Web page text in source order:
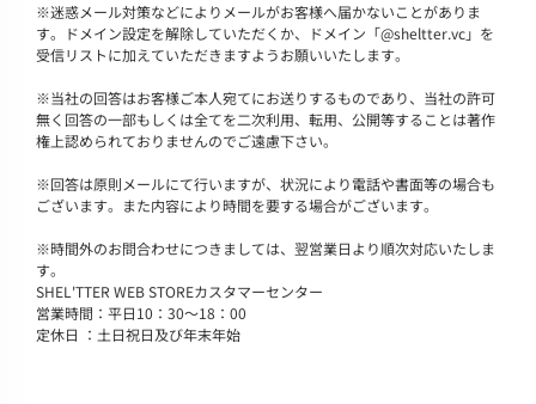
※迷惑メール対策などによりメールがお客様へ届かないことがありま
す。ドメイン設定を解除していただくか、ドメイン「@sheltter.vc」を
受信リストに加えていただきますようお願いいたします。
※当社の回答はお客様ご本人宛てにお送りするものであり、当社の許可
無く回答の一部もしくは全てを二次利用、転用、公開等することは著作
権上認められておりませんのでご遠慮下さい。
※回答は原則メールにて行いますが、状況により電話や書面等の場合も
ございます。また内容により時間を要する場合がございます。
※時間外のお問合わせにつきましては、翌営業日より順次対応いたしま
す。
SHEL'TTER WEB STOREカスタマーセンター
営業時間：平日10：30～18：00
定休日 ：土日祝日及び年末年始